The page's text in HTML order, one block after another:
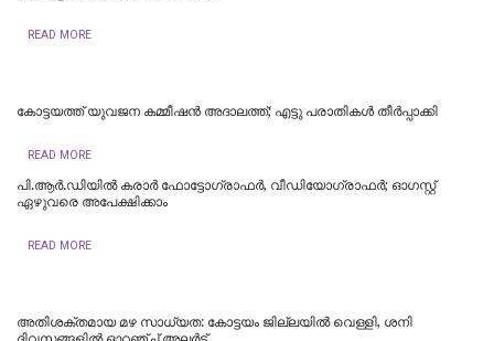
READ MORE
കോട്ടയത്ത് യുവജന കമ്മീഷൻ അദാലത്ത്; എട്ടു പരാതികൾ തീർപ്പാക്കി
READ MORE
പി.ആർ.ഡിയിൽ കരാർ ഫോട്ടോഗ്രാഫർ, വീഡിയോഗ്രാഫർ; ഓഗസ്റ്റ്
ഏഴുവരെ അപേക്ഷിക്കാം
READ MORE
അതിശക്തമായ മഴ സാധ്യത: കോട്ടയം ജില്ലയിൽ വെള്ളി, ശനി